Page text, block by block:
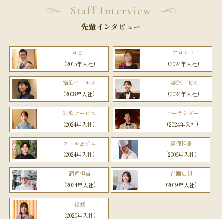
Staff Interview
先輩インタビュー
ロビー
(2015年入社)
フロント
(2024年入社)
宿泊セールス
(2008年入社)
宴会サービス
(2024年入社)
料飲サービス
(2024年入社)
バーテンダー
(2024年入社)
プール＆ジム
(2024年入社)
調理担当
(2006年入社)
調理担当
(2024年入社)
企画広報
(2019年入社)
総務
(2020年入社)